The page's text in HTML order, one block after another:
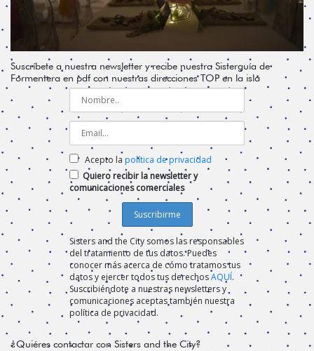
Suscríbete a nuestra newsletter y recibe nuestra Sisterguía de
Formentera en pdf con nuestras direcciones TOP en la isla
Acepto la política de privacidad
Quiero recibir la newsletter y
comunicaciones comerciales
Sisters and the City somos las responsables
del tratamiento de tus datos. Puedes
conocer más acerca de cómo tratamos tus
datos y ejercer todos tus derechosAQUÍ.
Suscribiéndote a nuestras newsletters y
comunicaciones aceptas también nuestra
política de privacidad.
¿Quiéres contactar con Sisters and the City?